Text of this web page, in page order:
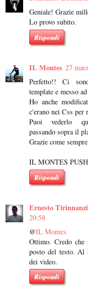
Geniale! Grazie
Lo provo subito.
Rispondi
IL Montes 27
Perfetto!! Ci
template e messo
Ho anche
c'erano nei Css per
Puoi vederlo qui
passando sopra il
Grazie come
IL MONTES
Rispondi
Ernesto Tirinnanzi
20:58
@IL Montes
Ottimo. Credo
posto del testo. Al
dei video.
Rispondi